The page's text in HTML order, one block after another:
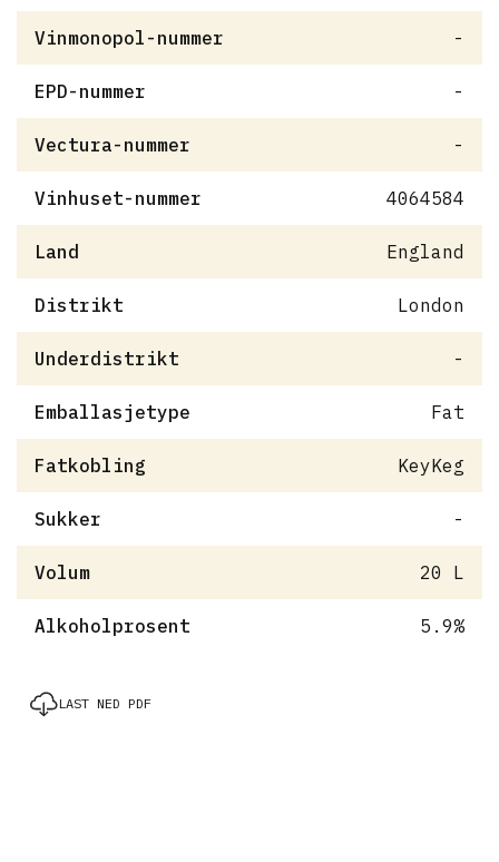
Vinmonopol-nummer -
EPD-nummer -
Vectura-nummer -
Vinhuset-nummer 4064584
Land England
Distrikt London
Underdistrikt -
Emballasjetype Fat
Fatkobling KeyKeg
Sukker -
Volum 20 L
Alkoholprosent 5.9%
LAST NED PDF